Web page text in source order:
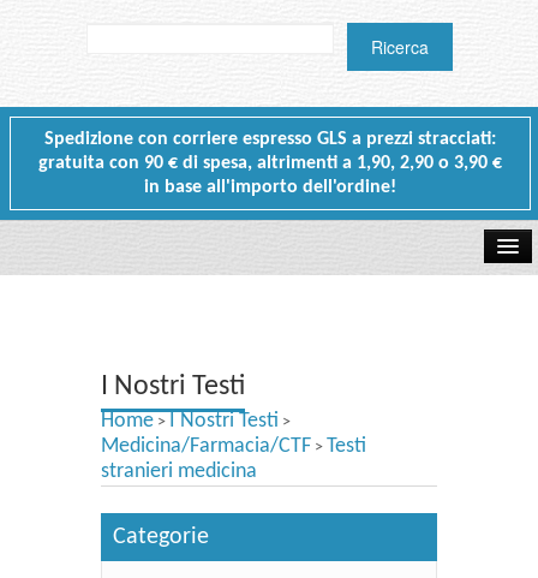
Spedizione con corriere espresso GLS a prezzi stracciati:
gratuita con 90 € di spesa, altrimenti a 1,90, 2,90 o 3,90 €
in base all'importo dell'ordine!
Testi scolastici
Carta Cultura e Carta del Merito - Carta Docente
I nostri servizi
I Nostri Testi
Home > I Nostri Testi >
Medicina/Farmacia/CTF > Testi
stranieri medicina
Categorie